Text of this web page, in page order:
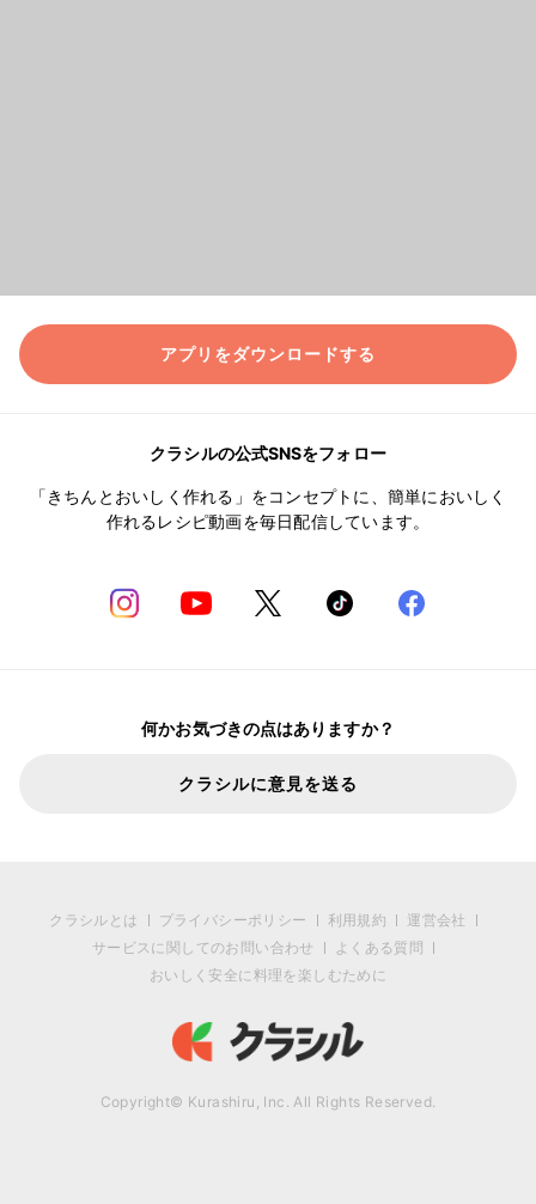
アプリをダウンロードする
クラシルの公式SNSをフォロー
「きちんとおいしく作れる」をコンセプトに、簡単においしく
作れるレシピ動画を毎日配信しています。
何かお気づきの点はありますか？
クラシルに意見を送る
クラシルとは プライバシーポリシー 利用規約
運営会社
サービスに関してのお問い合わせ
よくある質問
おいしく安全に料理を楽しむために
Copyright© Kurashiru, Inc. All Rights Reserved.